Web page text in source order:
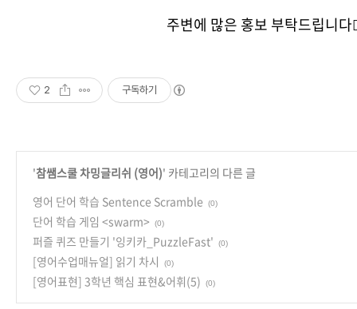
주변에 많은 홍보 부탁드립니다
2 구독하기
'참쌤스쿨 차밍글리쉬 (영어)' 카테고리의 다른 글
영어 단어 학습 Sentence Scramble
(0)
단어 학습 게임 <swarm> (0)
퍼즐 퀴즈 만들기 '잉키카_PuzzleFast' (0)
[영어수업매뉴얼] 읽기 차시 (0)
[영어표현] 3학년 핵심 표현&어휘(5) (0)